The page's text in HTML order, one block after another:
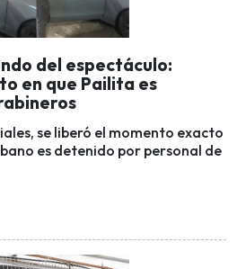
del espectáculo:
en que Pailita es
se liberó el momento exacto
es detenido por personal de